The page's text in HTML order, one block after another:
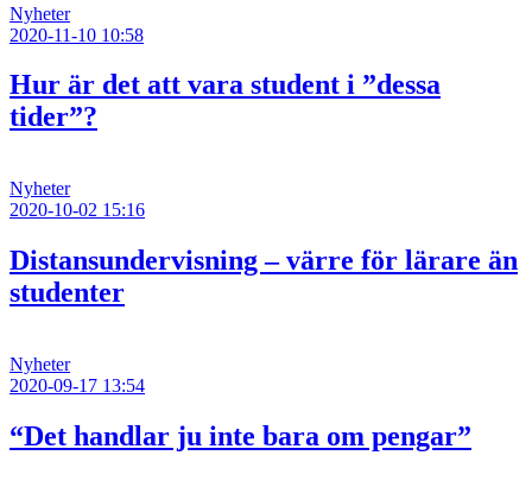
Nyheter
2020-11-10 10:58
Hur är det att vara student i ”dessa
tider”?
Nyheter
2020-10-02 15:16
Distansundervisning – värre för lärare än
studenter
Nyheter
2020-09-17 13:54
“Det handlar ju inte bara om pengar”